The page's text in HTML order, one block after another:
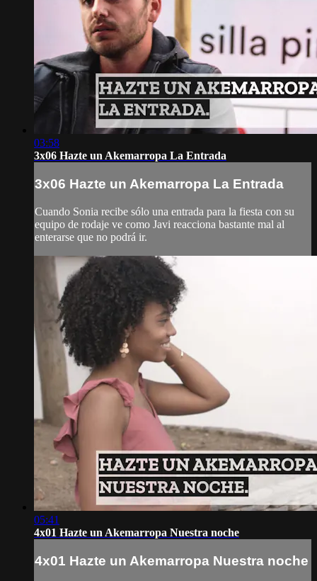
03:58
3x06 Hazte un Akemarropa La Entrada
3x06 Hazte un Akemarropa La Entrada
Cuando Sonia recibe sólo una entrada para la fiesta con su
equipo de rodaje ve como Javi reacciona bastante mal al
enterarse que no podrá ir.
05:41
4x01 Hazte un Akemarropa Nuestra noche
4x01 Hazte un Akemarropa Nuestra noche